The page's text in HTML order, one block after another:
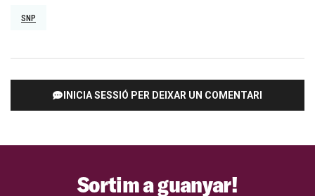
SNP
INICIA SESSIÓ PER DEIXAR UN COMENTARI
Sortim a guanyar!